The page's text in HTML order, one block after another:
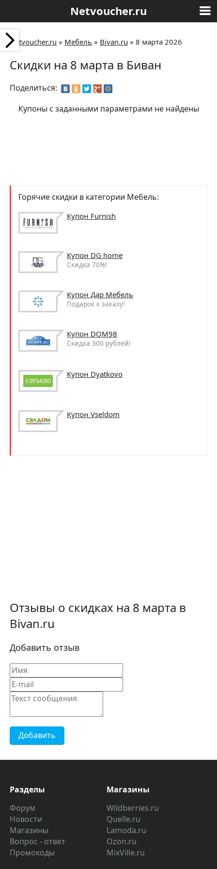
Netvoucher.ru
Netvoucher.ru » Мебель » Bivan.ru » 8 марта 2026
Скидки на 8 марта в Биван
Поделиться:
Купоны с заданными параметрами не найдены
Горячие скидки в категории Мебель:
Купон Furnish
Купон DG home
Скидка 70%!
Купон Дар Мебель
Подарок к заказу!
Купон DOM98
Скидка 300 рублей!
Купон Dyatkovo
Купон Vseldom
Отзывы о скидках на 8 марта в
Bivan.ru
Добавить отзыв
Добавить
Разделы
Форум
Новости
Магазины
Вопрос - ответ
Промокоды
Магазины
Wildberries.ru
Quelle.ru
Lamoda.ru
Ozon.ru
MixVille.ru